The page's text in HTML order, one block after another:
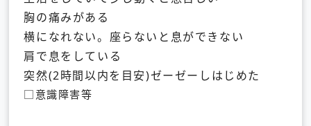
胸の痛みがある
横になれない。座らないと息ができない
肩で息をしている
突然(2時間以内を目安)ゼーゼーしはじめた
□意識障害等